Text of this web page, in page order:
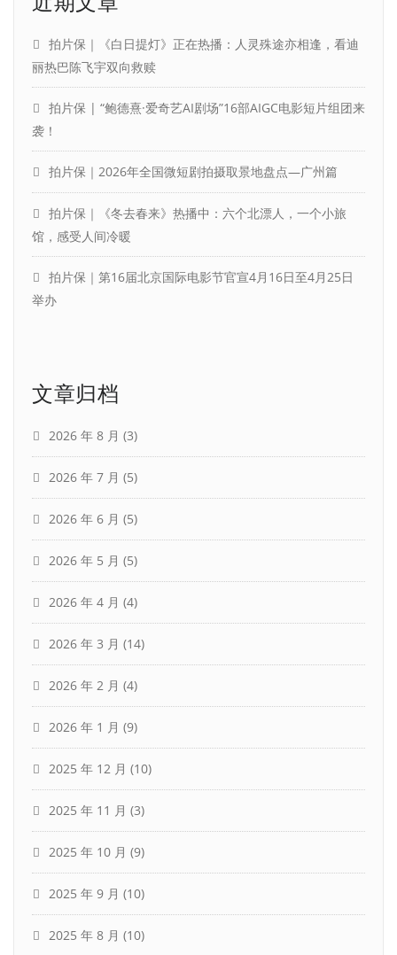
拍片保｜《白日提灯》正在热播：人灵殊途亦相逢，看迪
丽热巴陈飞宇双向救赎
拍片保 | “鲍德熹·爱奇艺AI剧场”16部AIGC电影短片组团来
袭！
拍片保｜2026年全国微短剧拍摄取景地盘点—广州篇
拍片保｜《冬去春来》热播中：六个北漂人，一个小旅
馆，感受人间冷暖
拍片保｜第16届北京国际电影节官宣4月16日至4月25日
举办
文章归档
2026 年 8 月 (3)
2026 年 7 月 (5)
2026 年 6 月 (5)
2026 年 5 月 (5)
2026 年 4 月 (4)
2026 年 3 月 (14)
2026 年 2 月 (4)
2026 年 1 月 (9)
2025 年 12 月 (10)
2025 年 11 月 (3)
2025 年 10 月 (9)
2025 年 9 月 (10)
2025 年 8 月 (10)